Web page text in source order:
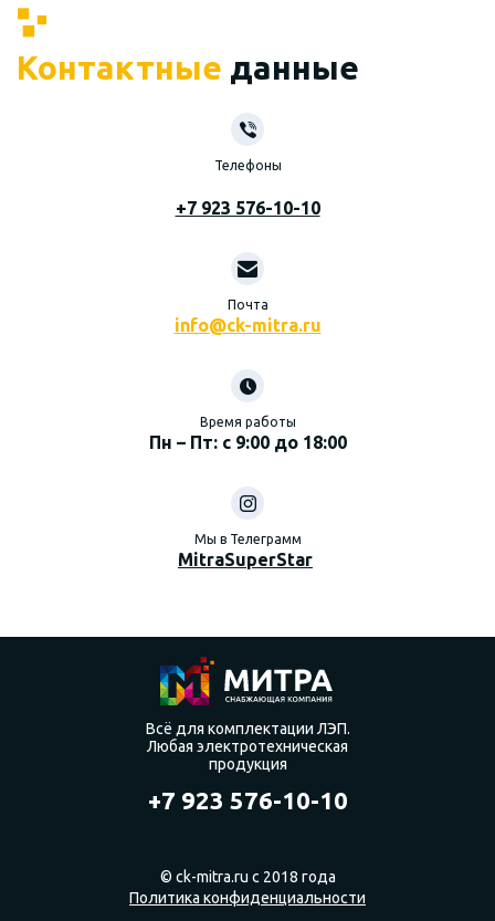
Контактные данные
Телефоны
+7 923 576-10-10
Почта
info@ck-mitra.ru
Время работы
Пн – Пт: с 9:00 до 18:00
Мы в Телеграмм
MitraSuperStar
Всё для комплектации ЛЭП.
Любая электротехническая
продукция
+7 923 576-10-10
© ck-mitra.ru с 2018 года
Политика конфиденциальности